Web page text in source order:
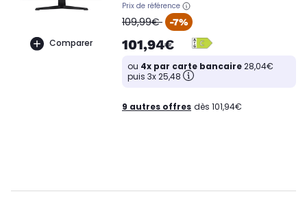
Comparer
Prix de référence
oldPrice
109,99€ -7%
101,94€
ou 4x par carte bancaire28,04€
puis 3x 25,48
9 autres offres dès 101,94€